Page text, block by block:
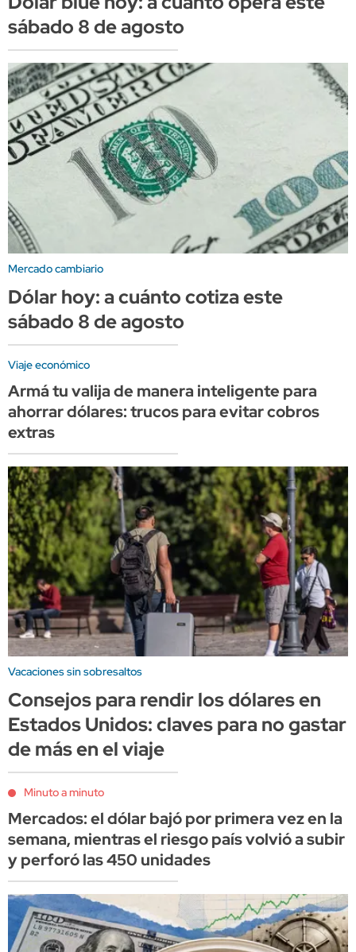
sábado 8 de agosto
Mercado cambiario
Dólar hoy: a cuánto cotiza este
sábado 8 de agosto
Viaje económico
Armá tu valija de manera inteligente para
ahorrar dólares: trucos para evitar cobros
extras
Vacaciones sin sobresaltos
Consejos para rendir los dólares en
Estados Unidos: claves para no gastar
de más en el viaje
Minuto a minuto
Mercados: el dólar bajó por primera vez en la
semana, mientras el riesgo país volvió a subir
y perforó las 450 unidades